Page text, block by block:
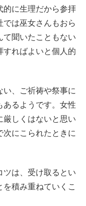
的に生理だから参拝
は巫女さんもおら
て聞いたこともない
すればよいと個人的
い、ご祈祷や祭事に
あるようです。女性
厳しくはないと思い
次にこられたときに
ツは、受け取るとい
積み重ねていくこ